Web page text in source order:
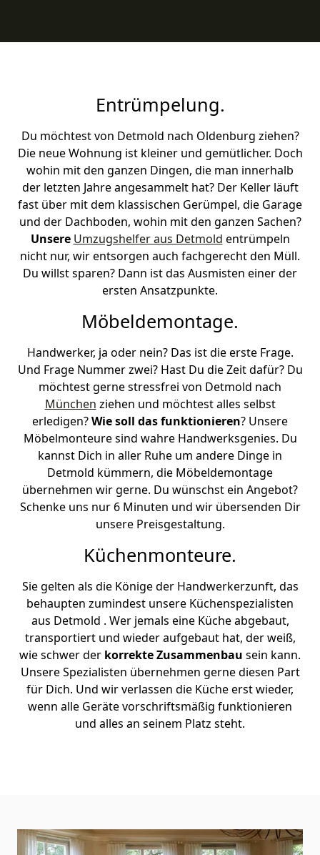
Entrümpelung.
Du möchtest von Detmold nach Oldenburg ziehen?
Die neue Wohnung ist kleiner und gemütlicher. Doch
wohin mit den ganzen Dingen, die man innerhalb
der letzten Jahre angesammelt hat? Der Keller läuft
fast über mit dem klassischen Gerümpel, die Garage
und der Dachboden, wohin mit den ganzen Sachen?
Unsere Umzugshelfer aus Detmold entrümpeln
nicht nur, wir entsorgen auch fachgerecht den Müll.
Du willst sparen? Dann ist das Ausmisten einer der
ersten Ansatzpunkte.
Möbeldemontage.
Handwerker, ja oder nein? Das ist die erste Frage.
Und Frage Nummer zwei? Hast Du die Zeit dafür? Du
möchtest gerne stressfrei von Detmold nach
München ziehen und möchtest alles selbst
erledigen?Wie soll das funktionieren? Unsere
Möbelmonteure sind wahre Handwerksgenies. Du
kannst Dich in aller Ruhe um andere Dinge in
Detmold kümmern, die Möbeldemontage
übernehmen wir gerne. Du wünschst ein Angebot?
Schenke uns nur 6 Minuten und wir übersenden Dir
unsere Preisgestaltung.
Küchenmonteure.
Sie gelten als die Könige der Handwerkerzunft, das
behaupten zumindest unsere Küchenspezialisten
aus Detmold . Wer jemals eine Küche abgebaut,
transportiert und wieder aufgebaut hat, der weiß,
wie schwer der korrekte Zusammenbau sein kann.
Unsere Spezialisten übernehmen gerne diesen Part
für Dich. Und wir verlassen die Küche erst wieder,
wenn alle Geräte vorschriftsmäßig funktionieren
und alles an seinem Platz steht.